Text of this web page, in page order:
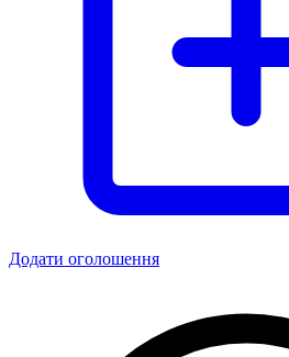
Додати оголошення